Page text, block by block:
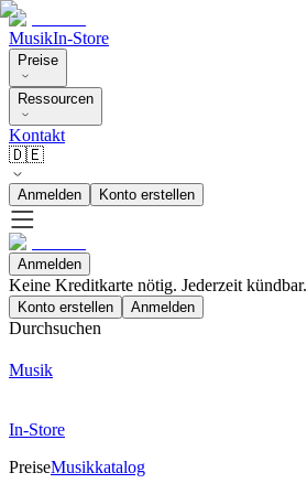
MusikIn-Store
Preise
Ressourcen
Kontakt
🇩🇪
Anmelden Konto erstellen
Anmelden
Keine Kreditkarte nötig. Jederzeit kündbar.
Konto erstellen Anmelden
Durchsuchen
Musik
In-Store
PreiseMusikkatalog